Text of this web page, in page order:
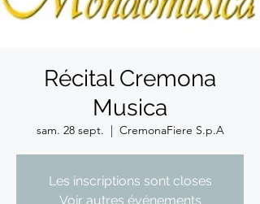
Récital Cremona
Musica
sam. 28 sept.
  |
CremonaFiere S.p.A
Les inscriptions sont closes
Voir autres événements